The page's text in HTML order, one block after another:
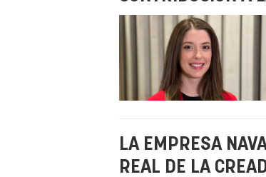
LA EMPRESA
REAL DE LA